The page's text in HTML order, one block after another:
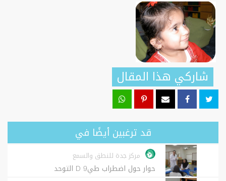
شاركي هذا المقال
قد ترغبين أيضًا في
مركز جدة للنطق والسمع
حوار حول اضطراب طيD 9 التوحد